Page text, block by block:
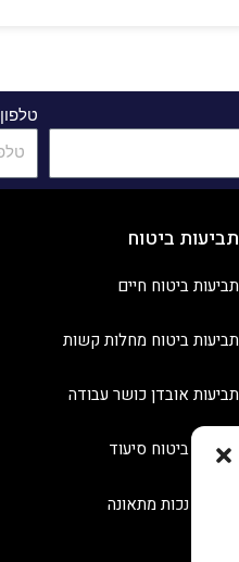
טלפון
תביעות ביטוח
תביעות ביטוח חיים
תביעות ביטוח מחלות קשות
תביעות אובדן כושר עבודה
תביעות ביטוח סיעוד
תביעות נכות מתאונה